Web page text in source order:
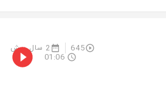
645 2 سال پیش
01:06